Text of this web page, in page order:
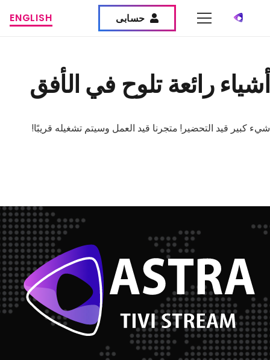
حسابى ENGLISH
أشياء رائعة تلوح في الأفق
شيء كبير قيد التحضير! متجرنا قيد العمل وسيتم تشغيله قريبًا!